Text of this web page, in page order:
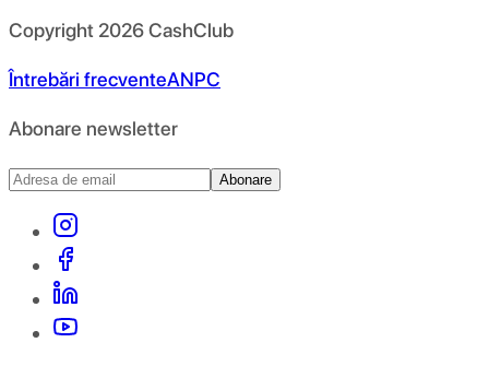
Copyright 2026CashClub
Întrebări frecventeANPC
Abonare newsletter
Abonare